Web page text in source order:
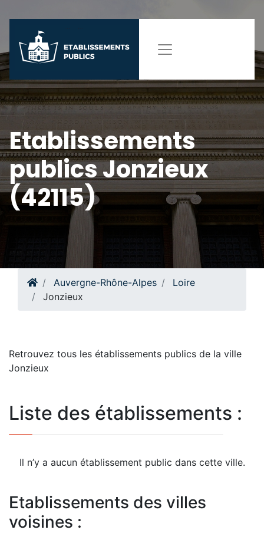
Etablissements
publics Jonzieux
(42115)
Auvergne-Rhône-Alpes
Loire
Jonzieux
Retrouvez tous les établissements publics de la ville
Jonzieux
Liste des établissements :
Il n’y a aucun établissement public dans cette ville.
Etablissements des villes
voisines :